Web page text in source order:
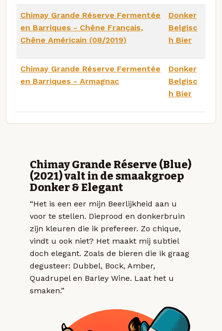
Chimay Grande Réserve Fermentée
en Barriques - Chêne Français,
Chêne Américain (08/2019)
Donker
Belgisc
h Bier
Chimay Grande Réserve Fermentée
en Barriques - Armagnac
Donker
Belgisc
h Bier
Chimay Grande Réserve (Blue)
(2021) valt in de smaakgroep
Donker & Elegant
“Het is een eer mijn Beerlijkheid aan u
voor te stellen. Dieprood en donkerbruin
zijn kleuren die ik prefereer. Zo chique,
vindt u ook niet? Het maakt mij subtiel
doch elegant. Zoals de bieren die ik graag
degusteer: Dubbel, Bock, Amber,
Quadrupel en Barley Wine. Laat het u
smaken.”